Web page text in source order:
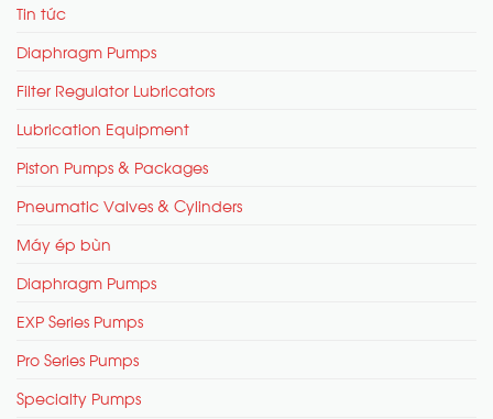
Tin tức
Diaphragm Pumps
Filter Regulator Lubricators
Lubrication Equipment
Piston Pumps & Packages
Pneumatic Valves & Cylinders
Máy ép bùn
Diaphragm Pumps
EXP Series Pumps
Pro Series Pumps
Specialty Pumps